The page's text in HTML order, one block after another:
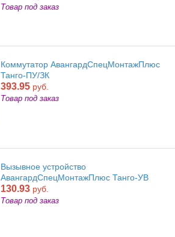
Товар под заказ
Коммутатор АвангардСпецМонтажПлюс
Танго-ПУ/ЗК
393.95 руб.
Товар под заказ
Вызывное устройство
АвангардСпецМонтажПлюс Танго-УВ
130.93 руб.
Товар под заказ